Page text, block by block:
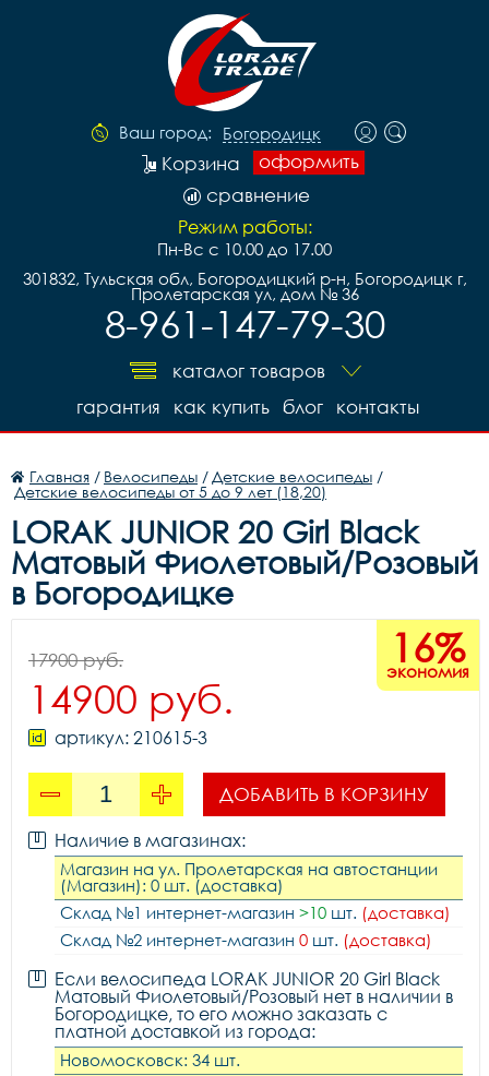
Ваш город: Богородицк
оформить
Корзина
сравнение
Режим работы:
Пн-Вс с 10.00 до 17.00
301832, Тульская обл, Богородицкий р-н, Богородицк г,
Пролетарская ул, дом № 36
8-961-147-79-30
каталог товаров
контакты
блог
как купить
гарантия
Главная / Велосипеды / Детские велосипеды /
Детские велосипеды от 5 до 9 лет (18,20)
LORAK JUNIOR 20 Girl Black
Матовый Фиолетовый/Розовый
в Богородицке
16%
экономия
17900 руб.
14900 руб.
артикул: 210615-3
ДОБАВИТЬ В КОРЗИНУ
Наличие в магазинах:
Магазин на ул. Пролетарская на автостанции
(Магазин): 0 шт. (доставка)
Склад №1 интернет-магазин >10 шт. (доставка)
Склад №2 интернет-магазин 0 шт. (доставка)
Если велосипеда LORAK JUNIOR 20 Girl Black
Матовый Фиолетовый/Розовый нет в наличии в
Богородицке, то его можно заказать с
платной доставкой из города:
Новомосковск: 34 шт.